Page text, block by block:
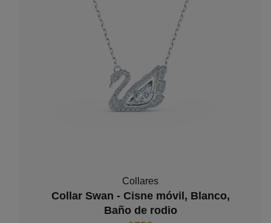
Collares
Collar Swan - Cisne móvil, Blanco,
Baño de rodio